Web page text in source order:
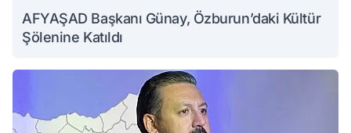
AFYAŞAD Başkanı Günay, Özburun’daki Kültür
Şölenine Katıldı